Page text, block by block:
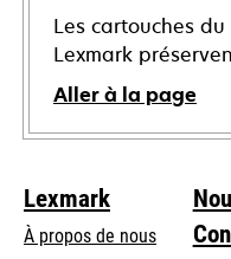
Les cartouches
Lexmark
Aller à la page
Lexmark
À propos de nous